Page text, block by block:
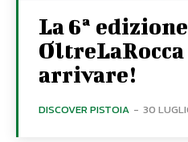
La 6ª
arrivare!
DISCOVER PISTOIA - 30